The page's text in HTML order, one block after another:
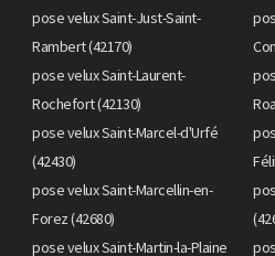
pose velux Saint-Just-Saint-
Rambert (42170)
pose velux Saint-Laurent-
Rochefort (42130)
pose velux Saint-Marcel-d'Urfé
(42430)
pose velux Saint-Marcellin-en-
Forez (42680)
pose velux Saint-Martin-la-Plaine